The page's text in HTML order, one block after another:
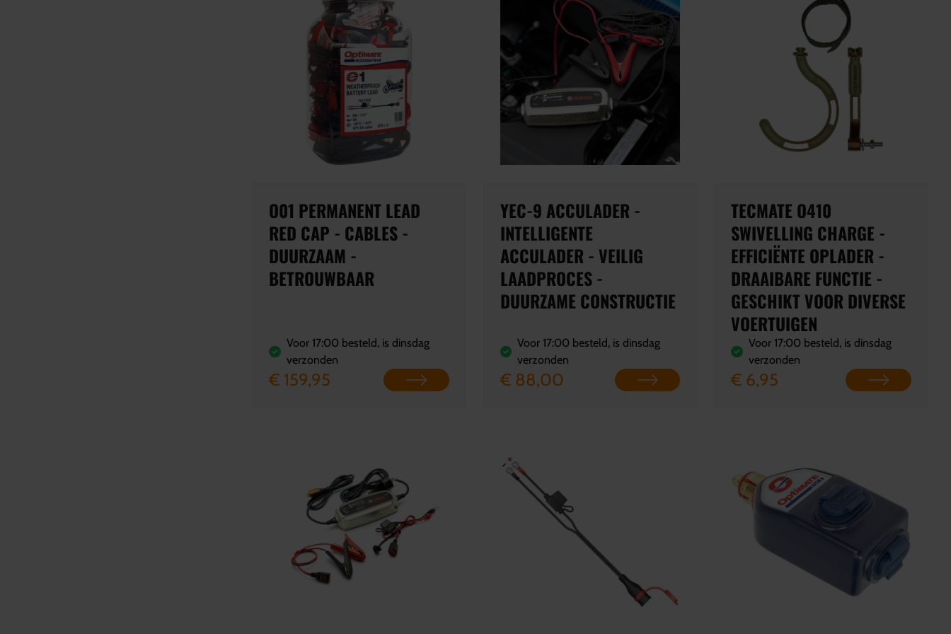
O01 PERMANENT LEAD
RED CAP - CABLES -
DUURZAAM -
BETROUWBAAR
Voor 17:00 besteld, is dinsdag
verzonden
€ 159,95
YEC-9 ACCULADER -
INTELLIGENTE
ACCULADER - VEILIG
LAADPROCES -
DUURZAME CONSTRUCTIE
Voor 17:00 besteld, is dinsdag
verzonden
€ 88,00
TECMATE O410
SWIVELLING CHARGE -
EFFICIËNTE OPLADER -
DRAAIBARE FUNCTIE -
GESCHIKT VOOR DIVERSE
VOERTUIGEN
Voor 17:00 besteld, is dinsdag
verzonden
€ 6,95